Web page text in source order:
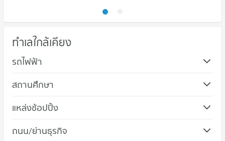
ทำเลใกล้เคียง
รถไฟฟ้า
สถานศึกษา
คอนโด ม.เทคโนโลยีราชมงคลรัตนโกสินทร์
คอนโดให้เช่า ม.เทคโนโลยีราชมงคลรัตนโกสินทร์
แหล่งช้อปปิ้ง
คอนโด เดอะ ศาลายา เลเชอร์ปาร์ค
ถนน/ย่านธุรกิจ